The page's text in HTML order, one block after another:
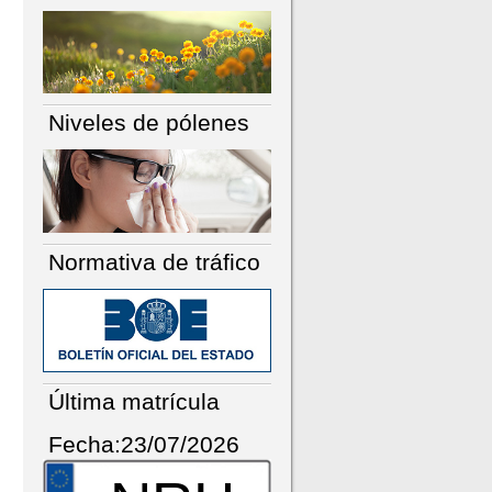
Niveles de pólenes
Normativa de tráfico
Última matrícula
Fecha:23/07/2026